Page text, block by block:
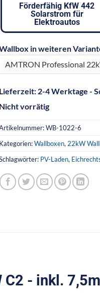
Förderfähig KfW 442
Solarstrom für
Elektroautos
in weiteren
Lieferzeit: 2-4 Werktage -
Nicht vorrätig
WB-1022-6
Kategorien:Wallboxen, 22kW
PV-Laden,
- inkl.